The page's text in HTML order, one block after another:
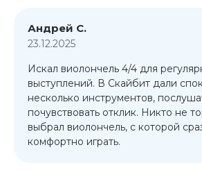
Андрей С.
23.12.2025
Искал виолончель 4/4 для
выступлений. В Скайбит дали
несколько инструментов,
почувствовать отклик. Никто не
выбрал виолончель, с которой
комфортно играть.